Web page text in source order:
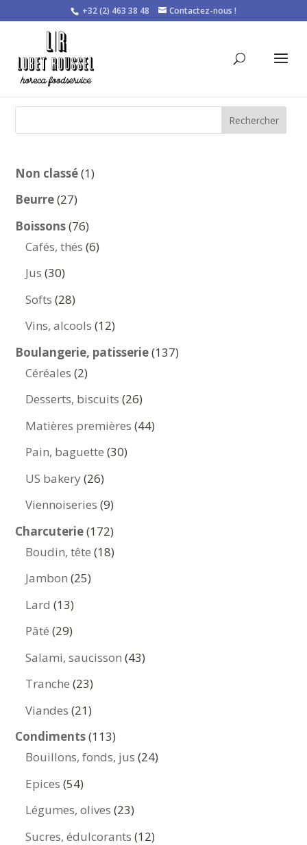
+32 (2) 463 38 48 Contactez-nous !
Rechercher
Non classé 11
Beurre 2727
produits
Boissons 7676
produits
Cafés, thés 66
Jus 3030
produits
Softs 2828
produits
Vins, alcools 1212
produits
Boulangerie, patisserie 137137
Céréales 22
produits
Desserts, biscuits 2626
produits
Matières premières 4444
Pain, baguette 3030
US bakery 2626
produits
Viennoiseries 99
produits
Charcuterie 172172
produits
Boudin, tête 1818
Jambon 2525
Lard 1313
produits
Pâté 2929
produits
Salami, saucisson 4343
Tranche 2323
produits
Viandes 2121
produits
Condiments 113113
produits
Bouillons, fonds, jus 2424
Epices 5454
produits
Légumes, olives 2323
produits
Sucres, édulcorants 1212